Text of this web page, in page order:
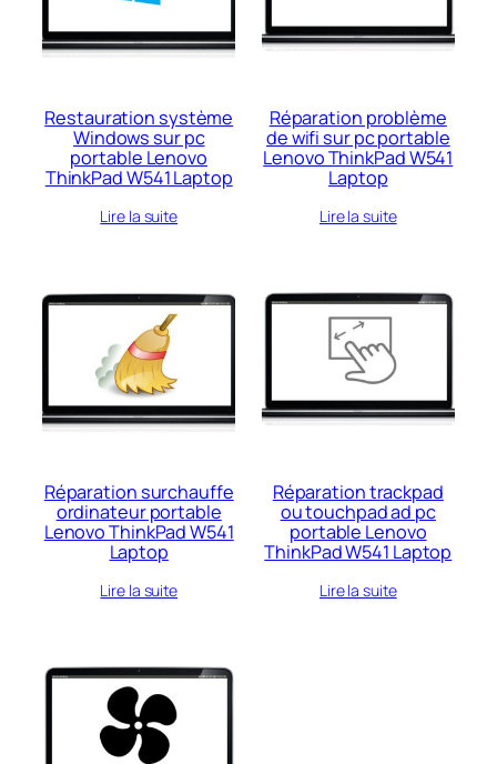
Restauration système
Windows sur pc
portable Lenovo
ThinkPad W541 Laptop
Lire la suite
Réparation problème
de wifi sur pc portable
Lenovo ThinkPad W541
Laptop
Lire la suite
Réparation surchauffe
ordinateur portable
Lenovo ThinkPad W541
Laptop
Lire la suite
Réparation trackpad
ou touchpad ad pc
portable Lenovo
ThinkPad W541 Laptop
Lire la suite